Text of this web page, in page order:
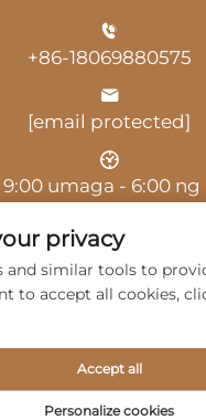
+86-18069880575
[email protected]
9:00 umaga - 6:00
Co., Ltd. -
Patakaran
Serbisyo
privacy
and similar tools to
to accept all cookies,
Personalize cookies
Accept all